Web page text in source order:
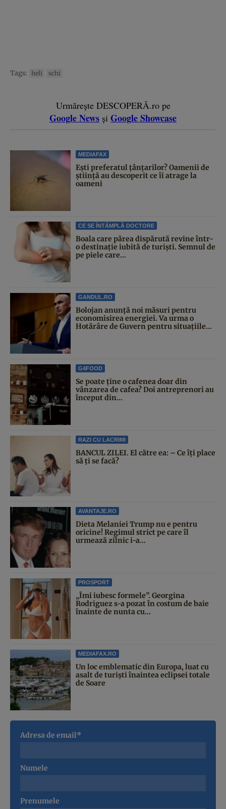
Tags: heli schi
Urmărește DESCOPERĂ.ro pe
Google News și Google Showcase
MEDIAFAX
Ești preferatul țânțarilor? Oamenii de
știință au descoperit ce îi atrage la
oameni
CE SE ÎNTÂMPLĂ DOCTORE
Boala care părea dispărută revine într-
o destinație iubită de turiști. Semnul de
pe piele care...
GANDUL.RO
Bolojan anunță noi măsuri pentru
economisirea energiei. Va urma o
Hotărâre de Guvern pentru situațiile...
G4FOOD
Se poate ține o cafenea doar din
vânzarea de cafea? Doi antreprenori au
început din...
RAZI CU LACRIMI
BANCUL ZILEI. El către ea: – Ce îți place
să ți se facă?
AVANTAJE.RO
Dieta Melaniei Trump nu e pentru
oricine! Regimul strict pe care îl
urmează zilnic i-a...
PROSPORT
„Îmi iubesc formele”. Georgina
Rodriguez s-a pozat în costum de baie
înainte de nunta cu...
MEDIAFAX.RO
Un loc emblematic din Europa, luat cu
asalt de turiști înaintea eclipsei totale
de Soare
Adresa de email*
Numele
Prenumele